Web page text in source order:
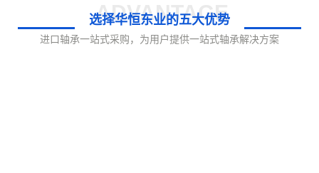
选择华恒东业的五大优势
ADVANTAGE
进口轴承一站式采购，为用户提供一站式轴承解决方案